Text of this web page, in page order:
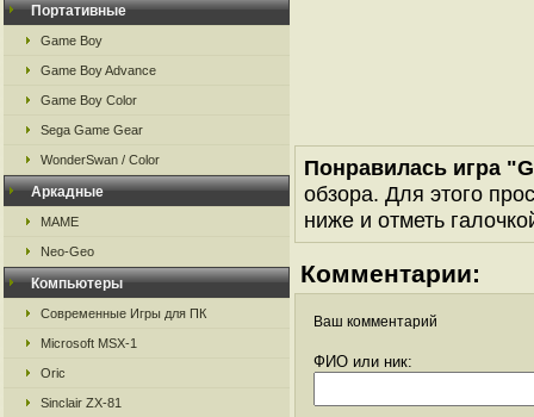
Портативные
Game Boy
Game Boy Advance
Game Boy Color
Sega Game Gear
WonderSwan / Color
Аркадные
MAME
Neo-Geo
Компьютеры
Современные Игры для ПК
Microsoft MSX-1
Oric
Sinclair ZX-81
Понравилась игра
обзора. Для этого
ниже и отметь
Комментарии:
Ваш комментарий
ФИО или ник: